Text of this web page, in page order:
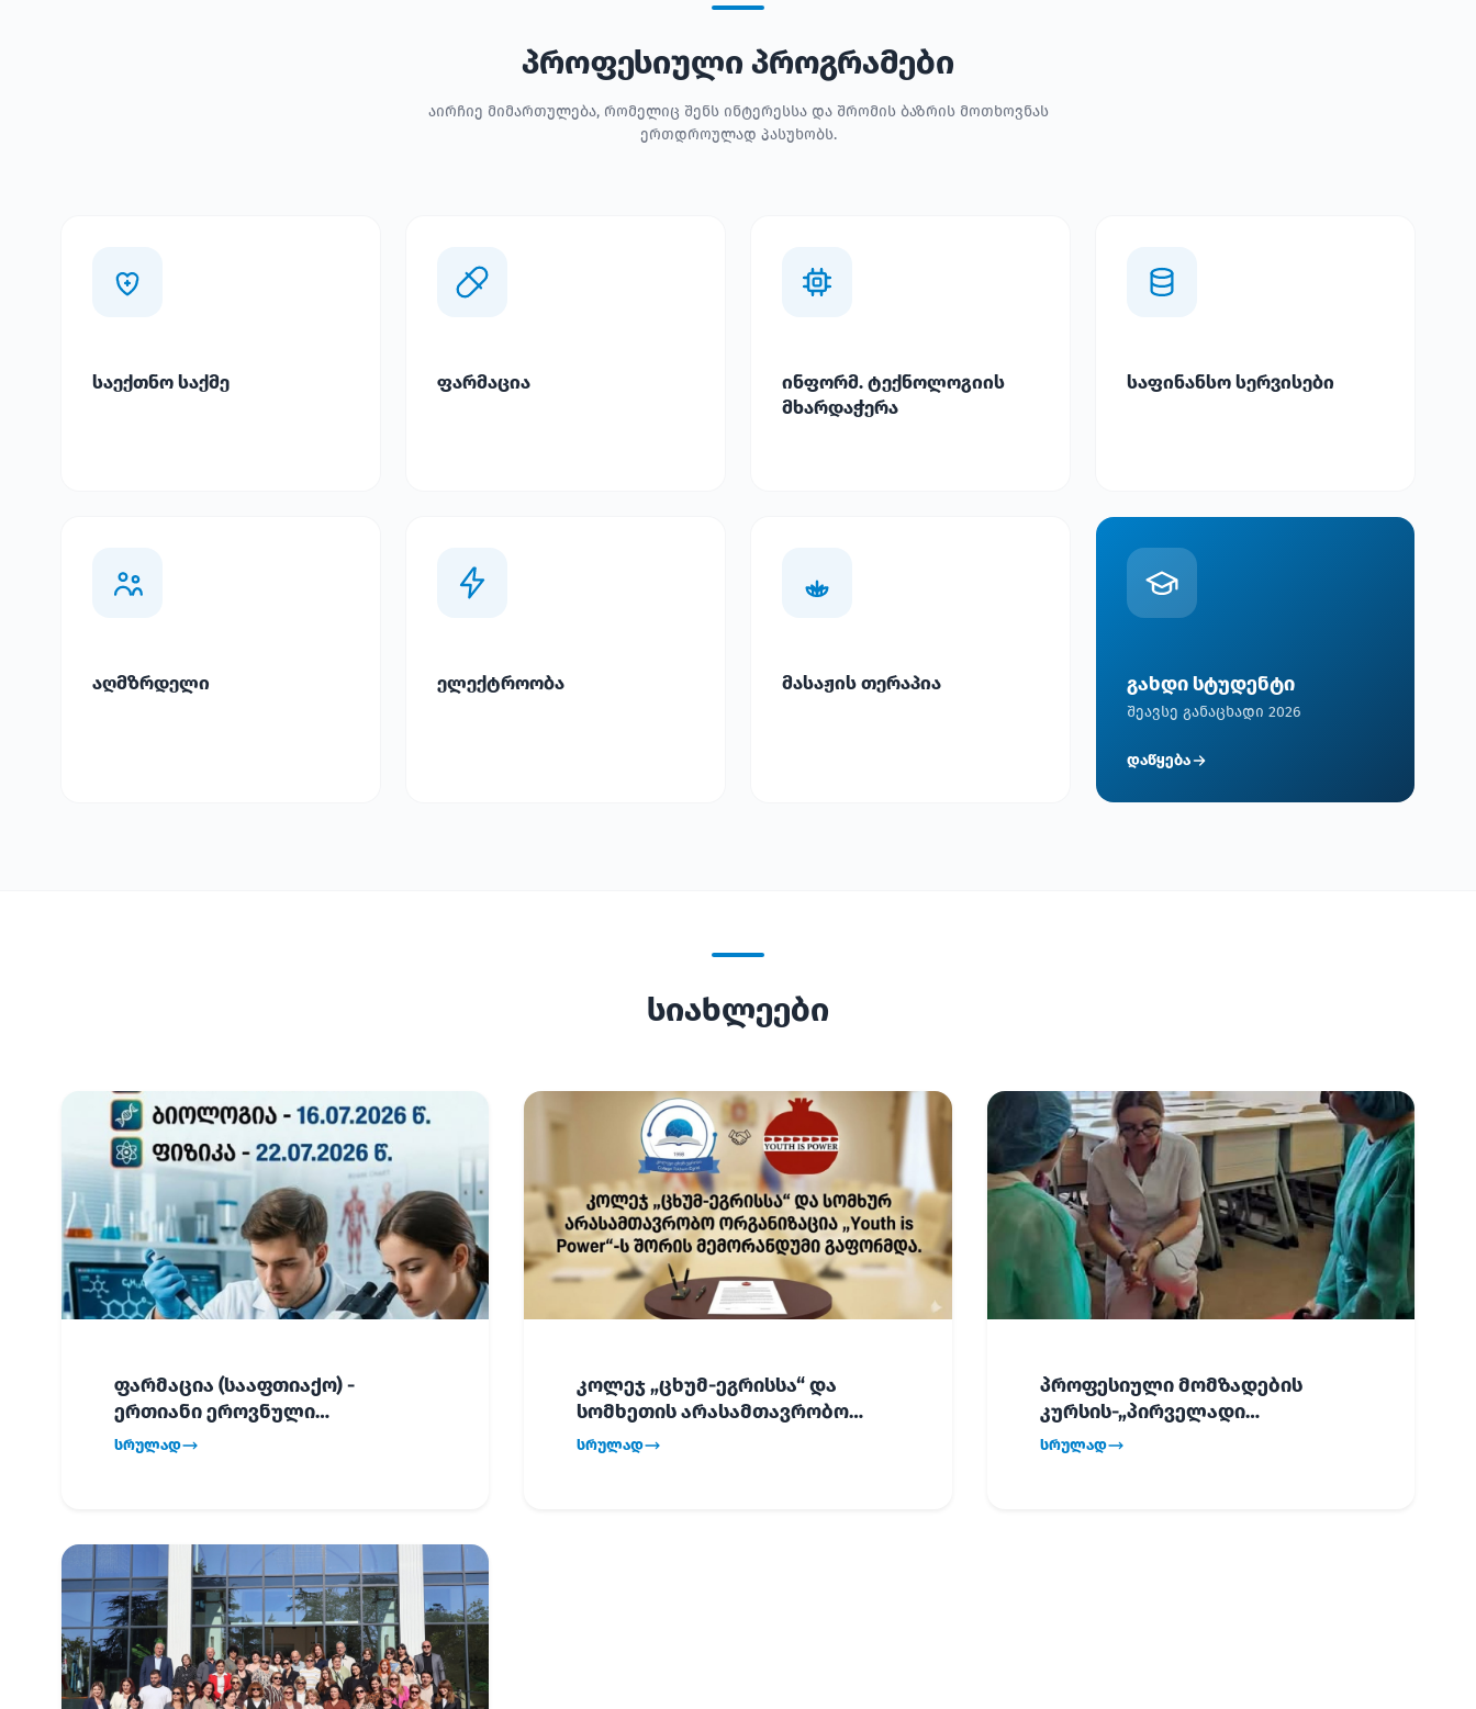
პროფესიული პროგრამები
აირჩიე მიმართულება, რომელიც შენს ინტერესსა და შრომის ბაზრის მოთხოვნას
ერთდროულად პასუხობს.
საექთნო საქმე ფარმაცია
ინფორმ. ტექნოლოგიის
მხარდაჭერა
საფინანსო სერვისები
აღმზრდელი ელექტროობა მასაჟის თერაპია გახდი სტუდენტი
შეავსე განაცხადი 2026
დაწყება
სიახლეები
ფარმაცია (სააფთიაქო) -
ერთიანი ეროვნული
გამოცდების განრიგი!
სრულად
კოლეჯ „ცხუმ-ეგრისსა“ და
სომხეთის არასამთავრობო
ორგანიზაცია „Youth is Power“-ს
სრულად
პროფესიული მომზადების
კურსის-„პირველადი
გადაუდებელი დახმარება“,
სრულად